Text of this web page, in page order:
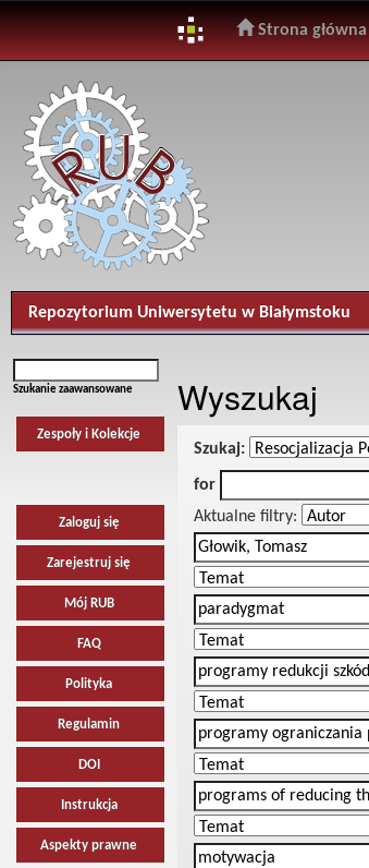
navigation
Strona główna
Repozytorium Uniwersytetu w Białymstoku
Szukanie zaawansowane
Zespoły i Kolekcje
Zaloguj się
Zarejestruj się
Mój RUB
FAQ
Polityka
Regulamin
DOI
Instrukcja
Aspekty prawne
Wyszukaj
Szukaj:
for
Aktualne filtry: